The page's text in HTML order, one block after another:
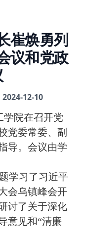
崔焕勇列
议和党政
12-10
学院在召开党
党委常委、副
导。会议由学
学习了习近平
会乌镇峰会开
讨了关于深化
意见和“清廉